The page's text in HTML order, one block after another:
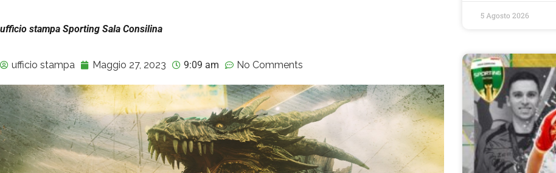
ufficio stampa Sporting Sala Consilina
ufficio stampa Maggio 27, 2023 9:09 am No Comments
5 Agosto 2026